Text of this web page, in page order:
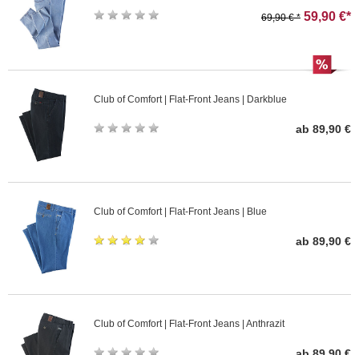
69,90 € * 59,90 €*
Club of Comfort | Flat-Front Jeans | Darkblue
ab 89,90 €
Club of Comfort | Flat-Front Jeans | Blue
ab 89,90 €
Club of Comfort | Flat-Front Jeans | Anthrazit